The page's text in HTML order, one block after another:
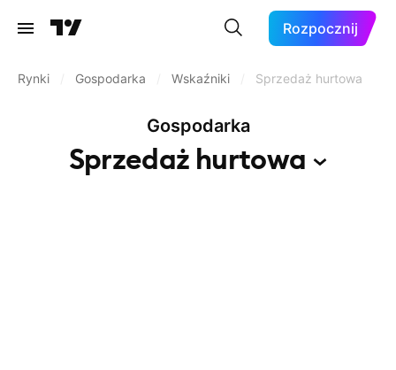
Rozpocznij
Rynki Gospodarka Wskaźniki Sprzedaż hurtowa
Gospodarka
Sprzedaż hurtowa